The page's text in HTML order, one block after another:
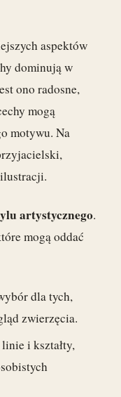
aspektów
dominują w
ono radosne,
mogą
motywu. Na
artystycznego.
mogą oddać
dla tych,
zwierzęcia.
i kształty,